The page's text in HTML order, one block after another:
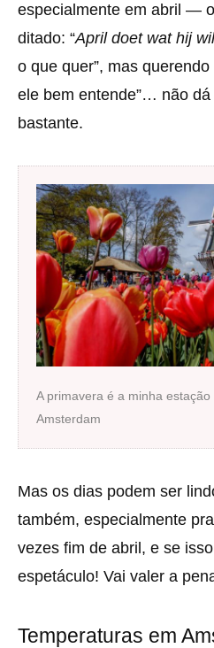
especialmente em abril —
ditado: “April doet wat hij
o que quer”, mas
ele bem entende”… não dá
bastante.
A primavera é a minha
Amsterdam
Mas os dias podem ser
também, especialmente
vezes fim de abril, e se
espetáculo! Vai valer a
Temperaturas em